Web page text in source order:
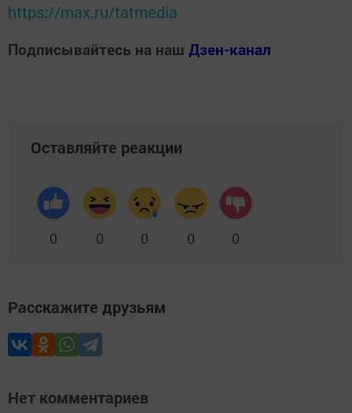
https://max.ru/tatmedia
Подписывайтесь на наш Дзен-канал
Оставляйте реакции
0 0 0 0 0
Расскажите друзьям
Нет комментариев